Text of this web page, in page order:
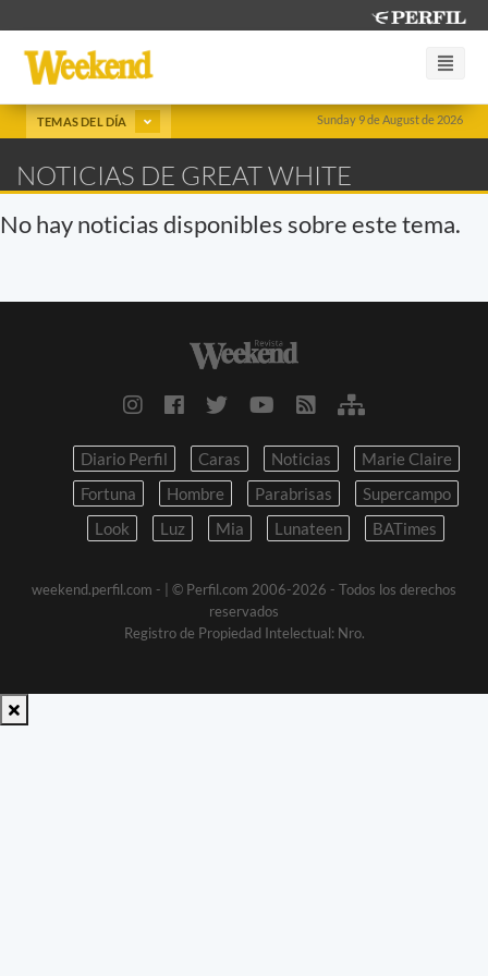
Sunday 9 de August de 2026
TEMAS DEL DÍA
NOTICIAS DE GREAT WHITE
No hay noticias disponibles sobre este tema.
Diario Perfil Caras Noticias
Marie Claire
Fortuna
Hombre Parabrisas
Supercampo
Look
Luz Mia Lunateen BATimes
weekend.perfil.com -
| © Perfil.com 2006-2026 - Todos los derechos
reservados
Registro de Propiedad Intelectual: Nro.